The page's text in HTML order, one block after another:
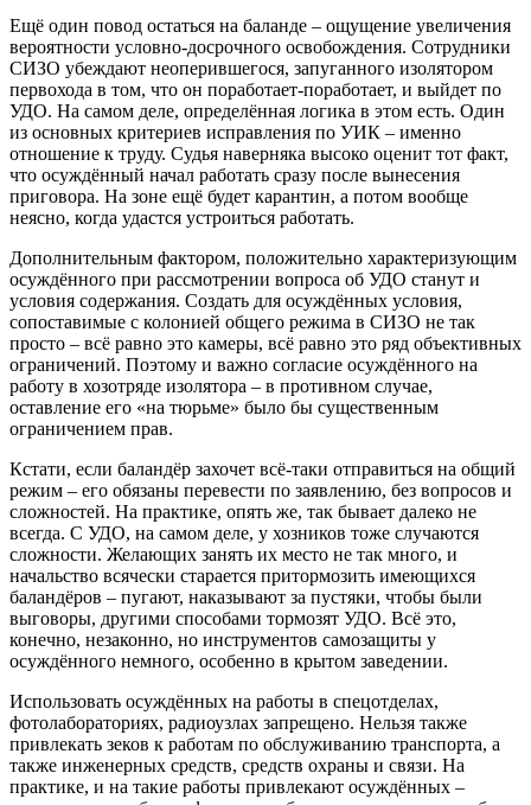
Ещё один повод остаться на баланде – ощущение увеличения
вероятности условно-досрочного освобождения. Сотрудники
СИЗО убеждают неоперившегося, запуганного изолятором
первохода в том, что он поработает-поработает, и выйдет по
УДО. На самом деле, определённая логика в этом есть. Один
из основных критериев исправления по УИК – именно
отношение к труду. Судья наверняка высоко оценит тот факт,
что осуждённый начал работать сразу после вынесения
приговора. На зоне ещё будет карантин, а потом вообще
неясно, когда удастся устроиться работать.
Дополнительным фактором, положительно характеризующим
осуждённого при рассмотрении вопроса об УДО станут и
условия содержания. Создать для осуждённых условия,
сопоставимые с колонией общего режима в СИЗО не так
просто – всё равно это камеры, всё равно это ряд объективных
ограничений. Поэтому и важно согласие осуждённого на
работу в хозотряде изолятора – в противном случае,
оставление его «на тюрьме» было бы существенным
ограничением прав.
Кстати, если баландёр захочет всё-таки отправиться на общий
режим – его обязаны перевести по заявлению, без вопросов и
сложностей. На практике, опять же, так бывает далеко не
всегда. С УДО, на самом деле, у хозников тоже случаются
сложности. Желающих занять их место не так много, и
начальство всячески старается притормозить имеющихся
баландёров – пугают, наказывают за пустяки, чтобы были
выговоры, другими способами тормозят УДО. Всё это,
конечно, незаконно, но инструментов самозащиты у
осуждённого немного, особенно в крытом заведении.
Использовать осуждённых на работы в спецотделах,
фотолабораториях, радиоузлах запрещено. Нельзя также
привлекать зеков к работам по обслуживанию транспорта, а
также инженерных средств, средств охраны и связи. На
практике, и на такие работы привлекают осуждённых –